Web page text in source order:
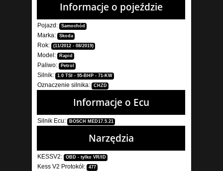
Informacje o pojeździe
Pojazd: Samochód
Marka: Skoda
Rok: (11/2012 - 08/2019)
Model: Rapid
Paliwo: Petrol
Silnik: 1.0 TSI - 95-BHP - 71-KW
Oznaczenie silnika: CHZD
Informacje o Ecu
Silnik Ecu: BOSCH MED17.5.21
Narzędzia
KESSV2: OBD - tylko VR/ID
Kess V2 Protokół: 477